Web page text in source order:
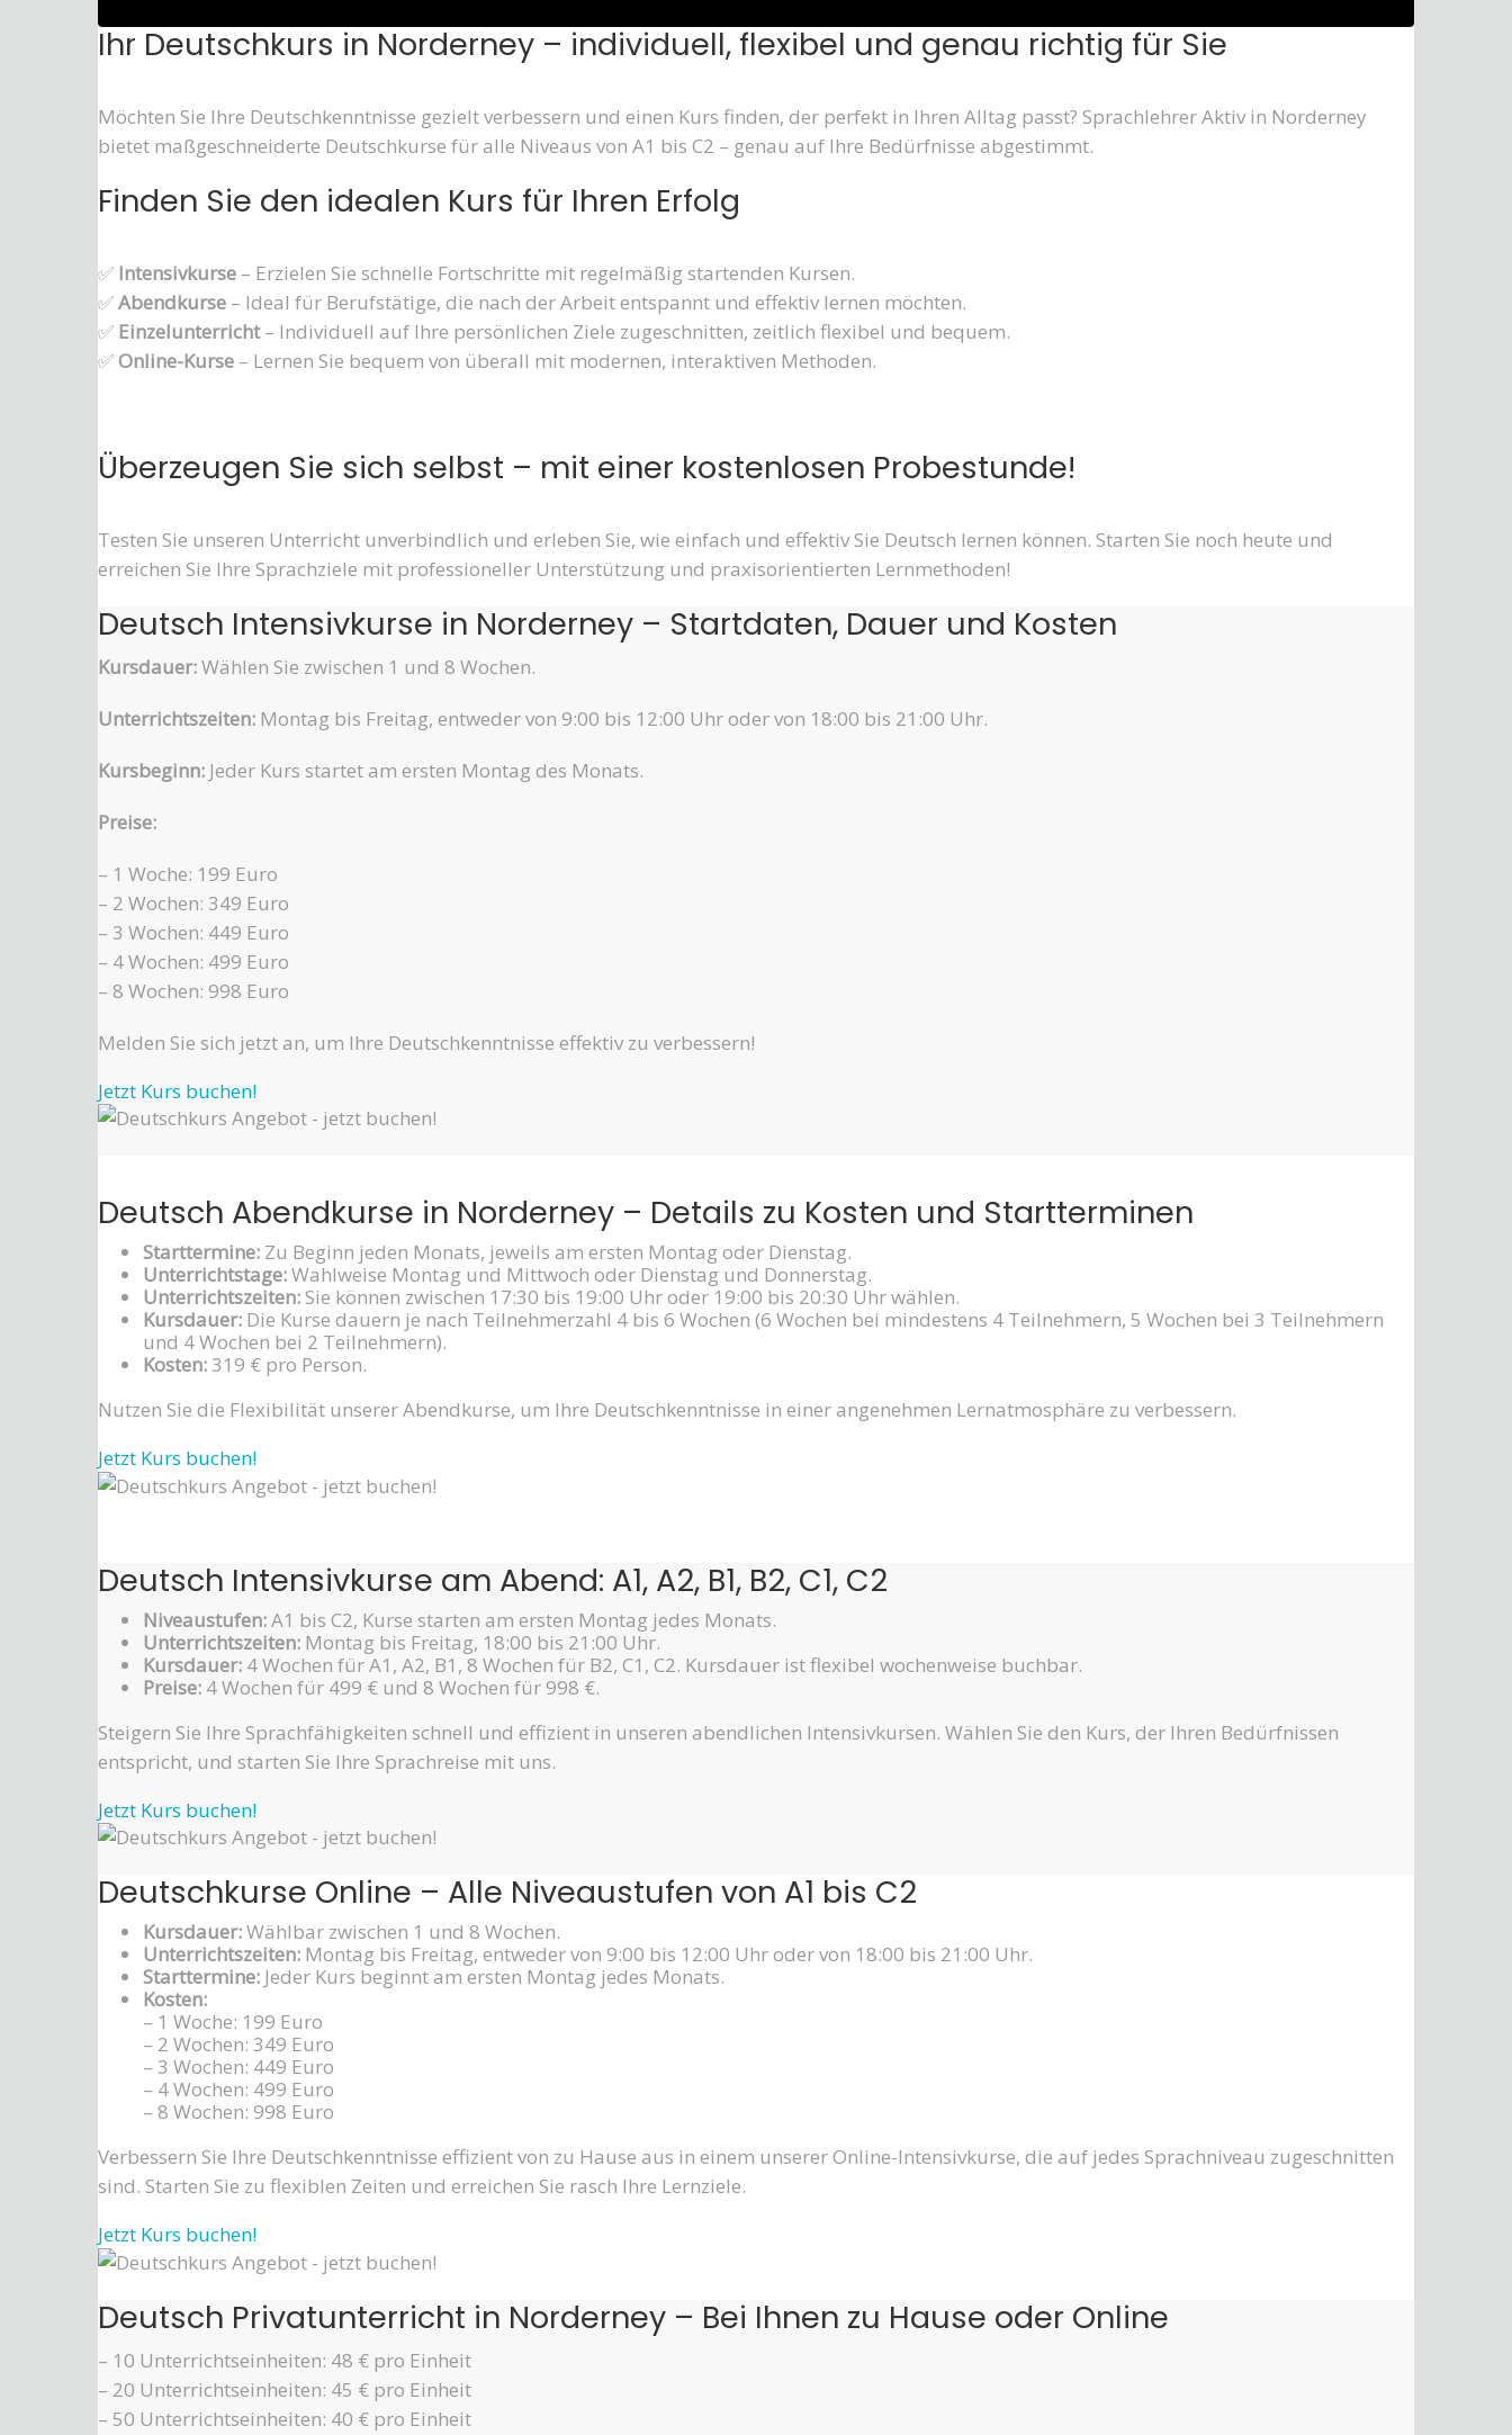
Ihr Deutschkurs in Norderney – individuell, flexibel und genau richtig für Sie
Möchten Sie Ihre Deutschkenntnisse gezielt verbessern und einen Kurs finden, der perfekt in Ihren Alltag passt? Sprachlehrer Aktiv in Norderney
bietet maßgeschneiderte Deutschkurse für alle Niveaus von A1 bis C2 – genau auf Ihre Bedürfnisse abgestimmt.
Finden Sie den idealen Kurs für Ihren Erfolg
✅ Intensivkurse – Erzielen Sie schnelle Fortschritte mit regelmäßig startenden Kursen.
✅Abendkurse – Ideal für Berufstätige, die nach der Arbeit entspannt und effektiv lernen möchten.
✅ Einzelunterricht– Individuell auf Ihre persönlichen Ziele zugeschnitten, zeitlich flexibel und bequem.
✅Online-Kurse – Lernen Sie bequem von überall mit modernen, interaktiven Methoden.
Überzeugen Sie sich selbst – mit einer kostenlosen Probestunde!
Testen Sie unseren Unterricht unverbindlich und erleben Sie, wie einfach und effektiv Sie Deutsch lernen können. Starten Sie noch heute und
erreichen Sie Ihre Sprachziele mit professioneller Unterstützung und praxisorientierten Lernmethoden!
Deutsch Intensivkurse in Norderney – Startdaten, Dauer und Kosten
Kursdauer:Wählen Sie zwischen 1 und 8 Wochen.
Unterrichtszeiten: Montag bis Freitag, entweder von 9:00 bis 12:00 Uhr oder von 18:00 bis 21:00 Uhr.
Kursbeginn: Jeder Kurs startet am ersten Montag des Monats.
Preise:
– 1 Woche: 199 Euro
– 2 Wochen: 349 Euro
– 3 Wochen: 449 Euro
– 4 Wochen: 499 Euro
– 8 Wochen: 998 Euro
Melden Sie sich jetzt an, um Ihre Deutschkenntnisse effektiv zu verbessern!
Jetzt Kurs buchen!
Deutsch Abendkurse in Norderney – Details zu Kosten und Startterminen
Starttermine:Zu Beginn jeden Monats, jeweils am ersten Montag oder Dienstag.
Unterrichtstage:Wahlweise Montag und Mittwoch oder Dienstag und Donnerstag.
Unterrichtszeiten:Sie können zwischen 17:30 bis 19:00 Uhr oder 19:00 bis 20:30 Uhr wählen.
Kursdauer:Die Kurse dauern je nach Teilnehmerzahl 4 bis 6 Wochen (6 Wochen bei mindestens 4 Teilnehmern, 5 Wochen bei 3 Teilnehmern
und 4 Wochen bei 2 Teilnehmern).
Kosten:319 € pro Person.
Nutzen Sie die Flexibilität unserer Abendkurse, um Ihre Deutschkenntnisse in einer angenehmen Lernatmosphäre zu verbessern.
Jetzt Kurs buchen!
Deutsch Intensivkurse am Abend: A1, A2, B1, B2, C1, C2
Niveaustufen:A1 bis C2, Kurse starten am ersten Montag jedes Monats.
Unterrichtszeiten:Montag bis Freitag, 18:00 bis 21:00 Uhr.
Kursdauer:4 Wochen für A1, A2, B1, 8 Wochen für B2, C1, C2. Kursdauer ist flexibel wochenweise buchbar.
Preise:4 Wochen für 499 € und 8 Wochen für 998 €.
Steigern Sie Ihre Sprachfähigkeiten schnell und effizient in unseren abendlichen Intensivkursen. Wählen Sie den Kurs, der Ihren Bedürfnissen
entspricht, und starten Sie Ihre Sprachreise mit uns.
Jetzt Kurs buchen!
Deutschkurse Online – Alle Niveaustufen von A1 bis C2
Kursdauer:Wählbar zwischen 1 und 8 Wochen.
Unterrichtszeiten:Montag bis Freitag, entweder von 9:00 bis 12:00 Uhr oder von 18:00 bis 21:00 Uhr.
Starttermine:Jeder Kurs beginnt am ersten Montag jedes Monats.
Kosten:
– 1 Woche: 199 Euro
– 2 Wochen: 349 Euro
– 3 Wochen: 449 Euro
– 4 Wochen: 499 Euro
– 8 Wochen: 998 Euro
Verbessern Sie Ihre Deutschkenntnisse effizient von zu Hause aus in einem unserer Online-Intensivkurse, die auf jedes Sprachniveau zugeschnitten
sind. Starten Sie zu flexiblen Zeiten und erreichen Sie rasch Ihre Lernziele.
Jetzt Kurs buchen!
Deutsch Privatunterricht in Norderney – Bei Ihnen zu Hause oder Online
– 10 Unterrichtseinheiten: 48 € pro Einheit
– 20 Unterrichtseinheiten: 45 € pro Einheit
– 50 Unterrichtseinheiten: 40 € pro Einheit